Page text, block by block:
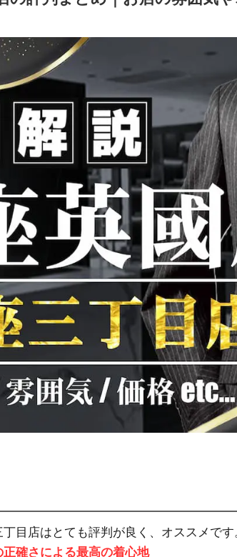
目店はとても評判が良く、オススメです
確さによる最高の着心地